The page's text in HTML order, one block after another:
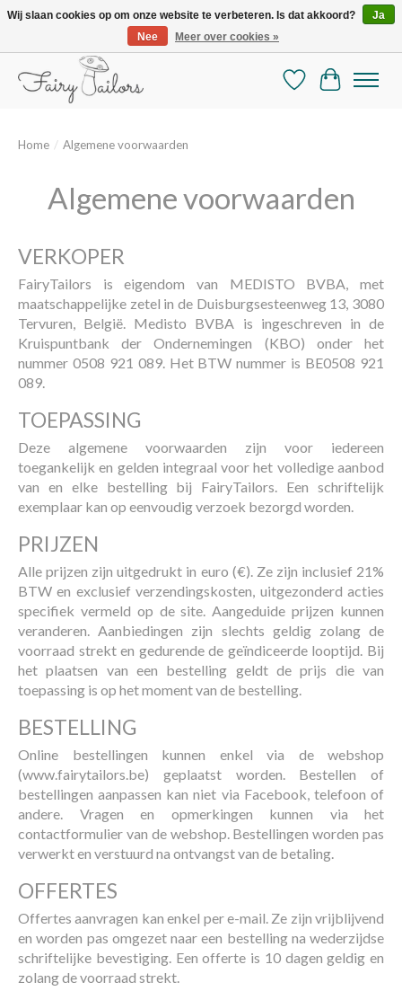
De mooiste online selectie stoffen en mercerie
Verlanglijst
Home / Algemene voorwaarden
Algemene voorwaarden
VERKOPER
FairyTailors is eigendom van MEDISTO BVBA, met
maatschappelijke zetel in de Duisburgsesteenweg 13, 3080
Tervuren, België. Medisto BVBA is ingeschreven in de
Kruispuntbank der Ondernemingen (KBO) onder het
nummer 0508 921 089. Het BTW nummer is BE0508 921
089.
TOEPASSING
Deze algemene voorwaarden zijn voor iedereen
toegankelijk en gelden integraal voor het volledige aanbod
van en elke bestelling bij FairyTailors. Een schriftelijk
exemplaar kan op eenvoudig verzoek bezorgd worden.
PRIJZEN
Alle prijzen zijn uitgedrukt in euro (€). Ze zijn inclusief 21%
BTW en exclusief verzendingskosten, uitgezonderd acties
specifiek vermeld op de site. Aangeduide prijzen kunnen
veranderen. Aanbiedingen zijn slechts geldig zolang de
voorraad strekt en gedurende de geïndiceerde looptijd. Bij
het plaatsen van een bestelling geldt de prijs die van
toepassing is op het moment van de bestelling.
BESTELLING
Online bestellingen kunnen enkel via de webshop
(www.fairytailors.be) geplaatst worden. Bestellen of
bestellingen aanpassen kan niet via Facebook, telefoon of
andere. Vragen en opmerkingen kunnen via het
contactformulier van de webshop. Bestellingen worden pas
verwerkt en verstuurd na ontvangst van de betaling.
OFFERTES
Offertes aanvragen kan enkel per e-mail. Ze zijn vrijblijvend
en worden pas omgezet naar een bestelling na wederzijdse
schriftelijke bevestiging. Een offerte is 10 dagen geldig en
zolang de voorraad strekt.
Wij slaan cookies op om onze website te verbeteren. Is dat akkoord?
Ja
Nee
Meer over cookies »